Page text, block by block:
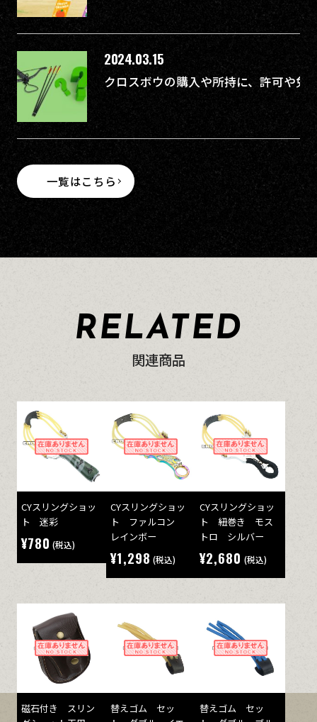
2024.03.15
クロスボウの購入や所持に、許可や免
一覧はこちら
RELATED
関連商品
CYスリングショッ
ト 迷彩
¥780 (税込)
CYスリングショッ
ト ファルコン
レインボー
¥1,298 (税込)
CYスリングショッ
ト 紐巻き モス
トロ シルバー
¥2,680 (税込)
磁石付き スリン
替えゴム セッ
替えゴム セッ